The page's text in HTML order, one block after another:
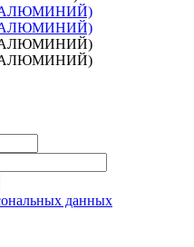
данных